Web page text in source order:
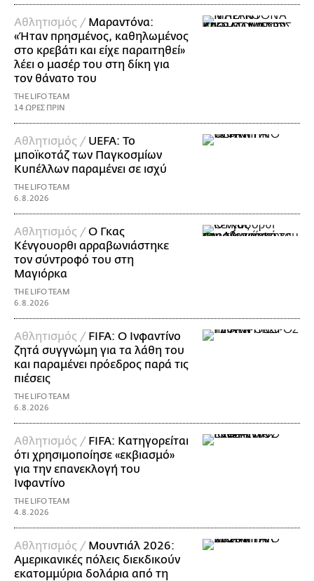
Αθλητισμός / Μαραντόνα:
«Ήταν πρησμένος, καθηλωμένος
στο κρεβάτι και είχε παραιτηθεί»
λέει ο μασέρ του στη δίκη για
τον θάνατο του
THE LIFO TEAM
14 ΩΡΕΣ ΠΡΙΝ
Αθλητισμός / UEFA: Το
μποϊκοτάζ των Παγκοσμίων
Κυπέλλων παραμένει σε ισχύ
THE LIFO TEAM
6.8.2026
Αθλητισμός /Ο Γκας
Κένγουορθι αρραβωνιάστηκε
τον σύντροφό του στη
Μαγιόρκα
THE LIFO TEAM
6.8.2026
Αθλητισμός / FIFA: Ο Ινφαντίνο
ζητά συγγνώμη για τα λάθη του
και παραμένει πρόεδρος παρά τις
πιέσεις
THE LIFO TEAM
6.8.2026
Αθλητισμός / FIFA: Κατηγορείται
ότι χρησιμοποίησε «εκβιασμό»
για την επανεκλογή του
Ινφαντίνο
THE LIFO TEAM
4.8.2026
Αθλητισμός / Μουντιάλ 2026:
Αμερικανικές πόλεις διεκδικούν
εκατομμύρια δολάρια από τη